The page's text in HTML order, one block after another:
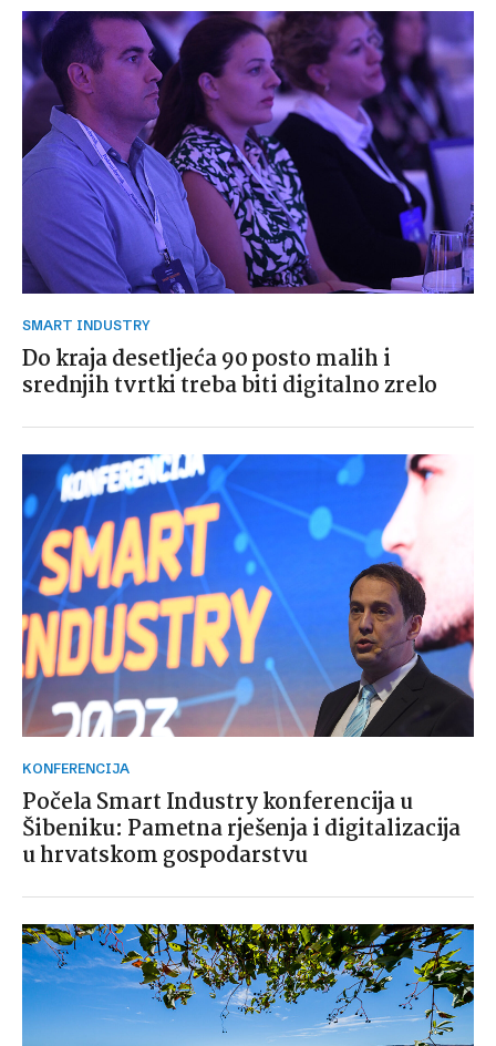
SMART INDUSTRY
Do kraja desetljeća 90 posto malih i
srednjih tvrtki treba biti digitalno zrelo
KONFERENCIJA
Počela Smart Industry konferencija u
Šibeniku: Pametna rješenja i digitalizacija
u hrvatskom gospodarstvu